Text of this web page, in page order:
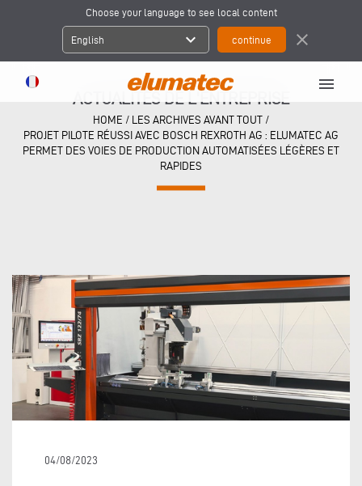
Choose your language to see local content
English expand_more close
menu
ACTUALITÉS DE L'ENTREPRISE
HOME / LES ARCHIVES AVANT TOUT /
PROJET PILOTE RÉUSSI AVEC BOSCH REXROTH AG : ELUMATEC AG
PERMET DES VOIES DE PRODUCTION AUTOMATISÉES LÉGÈRES ET
RAPIDES
04/08/2023